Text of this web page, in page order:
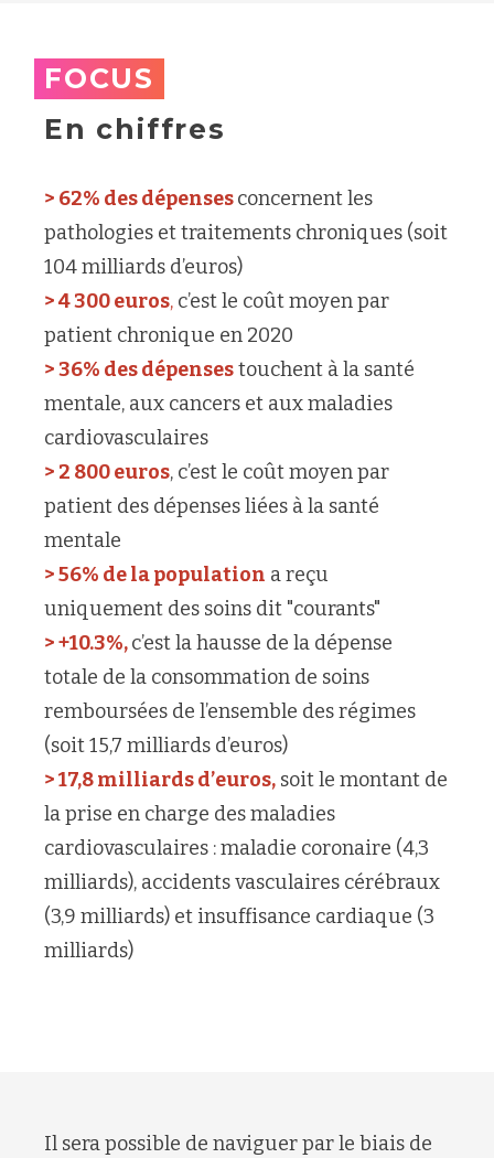
FOCUS
En chiffres
> 62% des dépensesconcernent les
pathologies et traitements chroniques (soit
104 milliards d’euros)
> 4 300 euros, c’est le coût moyen par
patient chronique en 2020
> 36% des dépensestouchent à la santé
mentale, aux cancers et aux maladies
cardiovasculaires
> 2 800 euros, c’est le coût moyen par
patient des dépenses liées à la santé
mentale
> 56% de la population a reçu
uniquement des soins dit "courants"
> +10.3%,c’est la hausse de la dépense
totale de la consommation de soins
remboursées de l’ensemble des régimes
(soit 15,7 milliards d’euros)
> 17,8 milliards d’euros, soit le montant de
la prise en charge des maladies
cardiovasculaires : maladie coronaire (4,3
milliards), accidents vasculaires cérébraux
(3,9 milliards) et insuffisance cardiaque (3
milliards)
Il sera possible de naviguer par le biais de